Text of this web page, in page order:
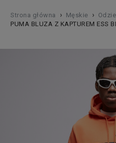
Strona główna › Męskie ›
PUMA BLUZA Z KAPTUREM ESS